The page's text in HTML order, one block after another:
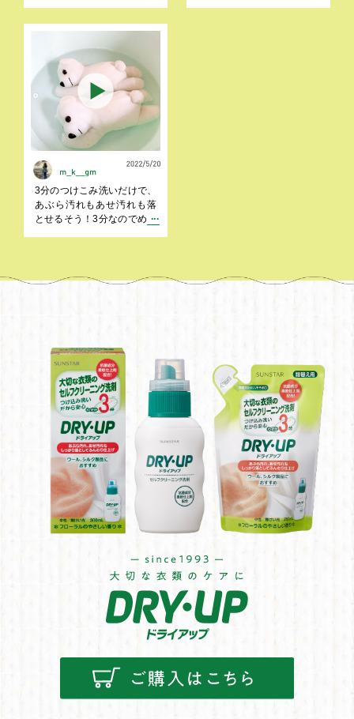
し、つけ置きして、我が家
は歯ブラシで叩いて、最後
はちょっと歯ブラシで擦っ
ただけで汚れを洗えるの
で、すごく便利でした。
3分のつけこみ洗いだけで、
あぶら汚れもあせ汚れも落
とせるそう！3分なのでめん
えないものまでしっかり記